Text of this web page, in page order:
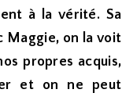
à la vérité. Sa
Maggie, on la voit
propres acquis,
et on ne peut